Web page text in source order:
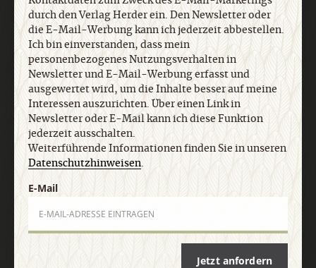
Interessen auszurichten. Über einen Link in
Newsletter oder E-Mail kann ich diese Funktion
jederzeit ausschalten. Weiterführende
Informationen finden Sie in unseren
Datenschutzhinweisen.
E-Mail
durch den Verlag Herder ein. Den Newsletter oder
die E-Mail-Werbung kann ich jederzeit abbestellen.
Ich bin einverstanden, dass mein
personenbezogenes Nutzungsverhalten in
Newsletter und E-Mail-Werbung erfasst und
ausgewertet wird, um die Inhalte besser auf meine
Interessen auszurichten. Über einen Link in
Newsletter oder E-Mail kann ich diese Funktion
jederzeit ausschalten.
Weiterführende Informationen finden Sie in unseren
Datenschutzhinweisen.
E-Mail
Jetzt anfordern